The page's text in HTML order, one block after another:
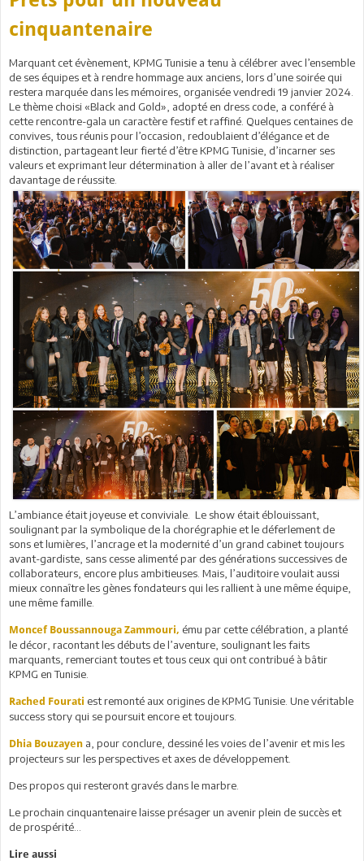
cinquantenaire
Marquant cet évènement, KPMG Tunisie a tenu à célébrer avec l’ensemble
de ses équipes et à rendre hommage aux anciens, lors d’une soirée qui
restera marquée dans les mémoires, organisée vendredi 19 janvier 2024.
Le thème choisi «Black and Gold», adopté en dress code, a conféré à
cette rencontre-gala un caractère festif et raffiné. Quelques centaines de
convives, tous réunis pour l’occasion, redoublaient d’élégance et de
distinction, partageant leur fierté d’être KPMG Tunisie, d’incarner ses
valeurs et exprimant leur détermination à aller de l’avant et à réaliser
davantage de réussite.
L’ambiance était joyeuse et conviviale. Le show était éblouissant,
soulignant par la symbolique de la chorégraphie et le déferlement de
sons et lumières, l’ancrage et la modernité d’un grand cabinet toujours
avant-gardiste, sans cesse alimenté par des générations successives de
collaborateurs, encore plus ambitieuses. Mais, l’auditoire voulait aussi
mieux connaître les gènes fondateurs qui les rallient à une même équipe,
une même famille.
Moncef Boussannouga Zammouri, ému par cette célébration, a planté
le décor, racontant les débuts de l’aventure, soulignant les faits
marquants, remerciant toutes et tous ceux qui ont contribué à bâtir
KPMG en Tunisie.
Rached Fourati est remonté aux origines de KPMG Tunisie. Une véritable
success story qui se poursuit encore et toujours.
Dhia Bouzayen a, pour conclure, dessiné les voies de l’avenir et mis les
projecteurs sur les perspectives et axes de développement.
Des propos qui resteront gravés dans le marbre.
Le prochain cinquantenaire laisse présager un avenir plein de succès et
de prospérité…
Lire aussi